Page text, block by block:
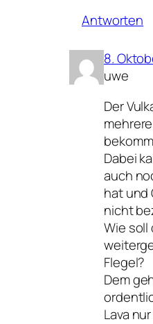
Antworten
8.
uwe
Der
Dabei
auch
hat und
nicht
Wie soll
Flegel?
Dem
Lava